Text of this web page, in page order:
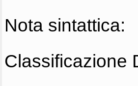
Nota sintattica:
Classificazione